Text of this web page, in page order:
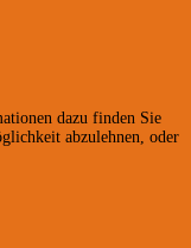
dazu finden Sie
abzulehnen, oder